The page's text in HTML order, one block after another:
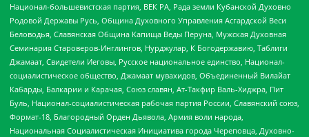
Национал-большевистская партия, ВЕК РА, Рада земли Кубанской Духовно
Родовой Державы Русь, Община Духовного Управления Асгардской Веси
Беловодья, Славянская Община Капища Веды Перуна, Мужская Духовная
Семинария Староверов-Инглингов, Нурджулар, К Богодержавию, Таблиги
Джамаат, Свидетели Иеговы, Русское национальное единство, Национал-
социалистическое общество, Джамаат мувахидов, Объединенный Вилайат
Кабарды, Балкарии и Карачая, Союз славян, Ат-Такфир Валь-Хиджра, Пит
Буль, Национал-социалистическая рабочая партия России, Славянский союз,
Формат-18, Благородный Орден Дьявола, Армия воли народа,
Национальная Социалистическая Инициатива города Череповца, Духовно-